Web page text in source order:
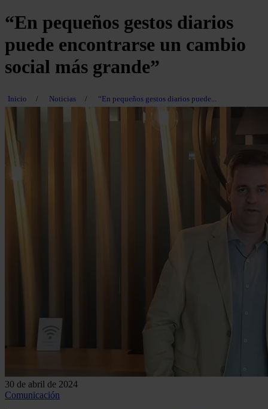
“En pequeños gestos diarios
puede encontrarse un cambio
social más grande”
Inicio / Noticias / “En pequeños gestos diarios puede...
30 de abril de 2024
Comunicación